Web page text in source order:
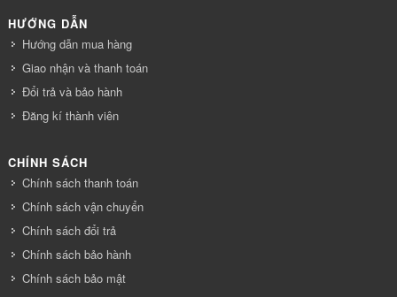
HƯỚNG DẪN
Hướng dẫn mua hàng
Giao nhận và thanh toán
Đổi trả và bảo hành
Đăng kí thành viên
CHÍNH SÁCH
Chính sách thanh toán
Chính sách vận chuyển
Chính sách đổi trả
Chính sách bảo hành
Chính sách bảo mật